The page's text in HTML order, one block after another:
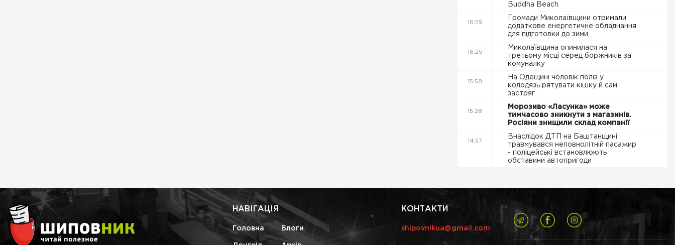
Buddha Beach
16:59
Громади Миколаївщини отримали
додаткове енергетичне обладнання
для підготовки до зими
16:29
Миколаївщина опинилася на
третьому місці серед боржників за
комуналку
15:58
На Одещині чоловік поліз у
колодязь рятувати кішку й сам
застряг
15:28
Морозиво «Ласунка» може
тимчасово зникнути з магазинів.
Росіяни знищили склад компанії
14:57
Внаслідок ДТП на Баштанщині
травмувався неповнолітній пасажир
- поліцейські встановлюють
обставини автопригоди
НАВІГАЦІЯ
Головна Блоги
КОНТАКТИ
shipovnikua@gmail.com